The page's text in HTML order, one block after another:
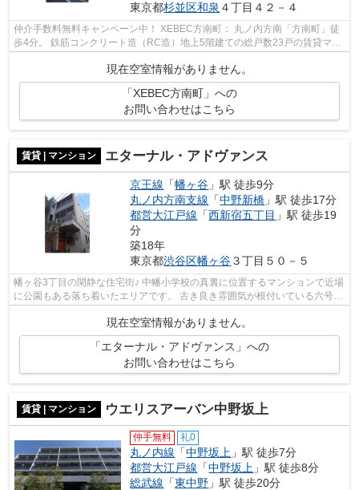
東京都杉並区和泉 ４丁目４２－４
仲介手数料無料キャンペーン中！ XEBEC方南町： 丸ノ内方南「方南町」徒
歩4分。 鉄筋コンクリート造（RC造）地上5階建ての総戸数23戸の賃貸マン
現在空室情報がありません。
「XEBEC方南町」への
お問い合わせはこちら
賃貸 | マンション エターナル・アドヴァンス
京王線 「幡ヶ谷 」駅 徒歩9分
丸ノ内方南支線 「中野新橋 」駅 徒歩17分
都営大江戸線 「西新宿五丁目 」駅 徒歩19
分
築18年
東京都渋谷区幡ヶ谷３丁目５０－５
幡ヶ谷3丁目の閑静な住宅街♪ 中幡小学校の真裏に位置するマンションで近場
に公園もある落ち着いたエリアです。 古き良き雰囲気が根付いている六号商
現在空室情報がありません。
「エターナル・アドヴァンス」への
お問い合わせはこちら
賃貸 | マンション ウエリスアーバン中野坂上
仲手無料 礼0
丸ノ内線 「中野坂上 」駅 徒歩7分
都営大江戸線 「中野坂上 」駅 徒歩8分
総武線 「東中野 」駅 徒歩20分